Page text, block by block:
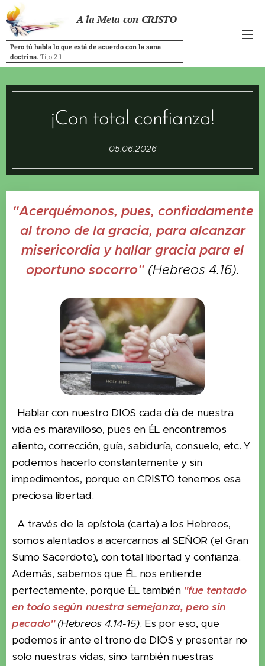
A la Meta con CRISTO
Pero tú habla lo que está de acuerdo con la sana
doctrina. Tito 2.1
¡Con total confianza!
05.06.2026
"Acerquémonos, pues, confiadamente
al trono de la gracia, para alcanzar
misericordia y hallar gracia para el
oportuno socorro"(Hebreos 4.16).
Hablar con nuestro DIOS cada día de nuestra
vida es maravilloso, pues en ÉL encontramos
aliento, corrección, guía, sabiduría, consuelo, etc. Y
podemos hacerlo constantemente y sin
impedimentos, porque en CRISTO tenemos esa
preciosa libertad.
A través de la epístola (carta) a los Hebreos,
somos alentados a acercarnos al SEÑOR (el Gran
Sumo Sacerdote), con total libertad y confianza.
Además, sabemos que ÉL nos entiende
perfectamente, porque ÉL también "fue tentado
en todo según nuestra semejanza, pero sin
pecado"(Hebreos 4.14-15). Es por eso, que
podemos ir ante el trono de DIOS y presentar no
solo nuestras vidas, sino también nuestras